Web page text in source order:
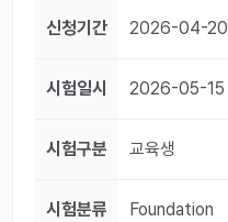
신청기간 2026-04-
시험일시 2026-05-15
시험구분 교육생
시험분류 Foundation